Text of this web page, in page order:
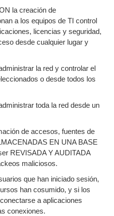
la creación de
a los equipos de TI control
licencias y seguridad,
desde cualquier lugar y
la red y controlar el
o desde todos los
toda la red desde un
de accesos, fuentes de
EN UNA BASE
REVISADA Y AUDITADA
maliciosos.
que han iniciado sesión,
han cosumido, y si los
a aplicaciones
conexiones.